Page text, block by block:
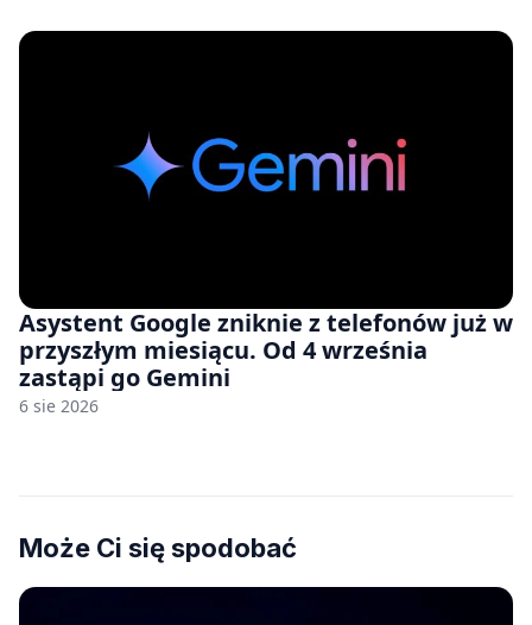
Asystent Google zniknie z telefonów już w
przyszłym miesiącu. Od 4 września
zastąpi go Gemini
6 sie 2026
Może Ci się spodobać